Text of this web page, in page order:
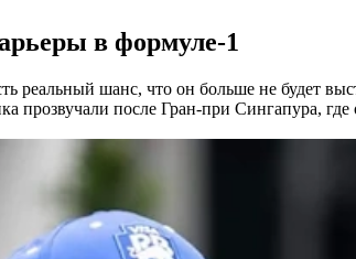
в формуле-1
реальный шанс, что он больше не будет
после Гран-при Сингапура, где